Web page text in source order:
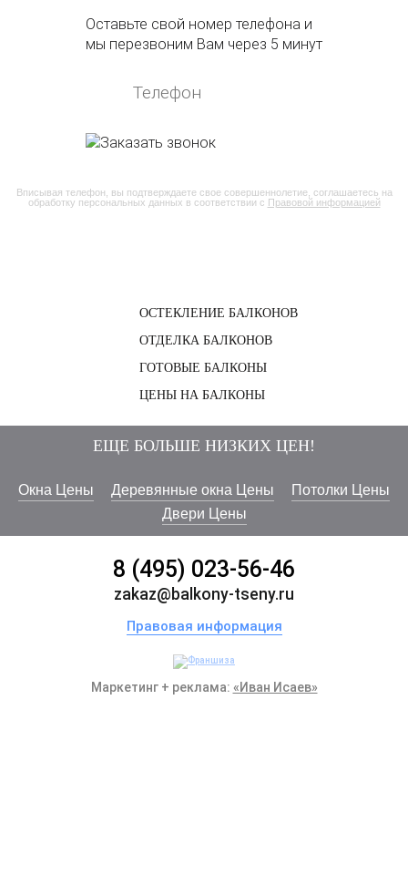
Оставьте свой номер телефона и
мы перезвоним Вам через 5 минут
Вписывая телефон, вы подтверждаете свое совершеннолетие, соглашаетесь на
обработку персональных данных в соответствии с Правовой информацией
ОСТЕКЛЕНИЕ БАЛКОНОВ
ОТДЕЛКА БАЛКОНОВ
ГОТОВЫЕ БАЛКОНЫ
ЦЕНЫ НА БАЛКОНЫ
ЕЩЕ БОЛЬШЕ НИЗКИХ ЦЕН!
Окна Цены Деревянные окна Цены
Потолки Цены
Двери Цены
8 (495) 023-56-46
zakaz@balkony-tseny.ru
Правовая информация
Маркетинг + реклама: «Иван Исаев»